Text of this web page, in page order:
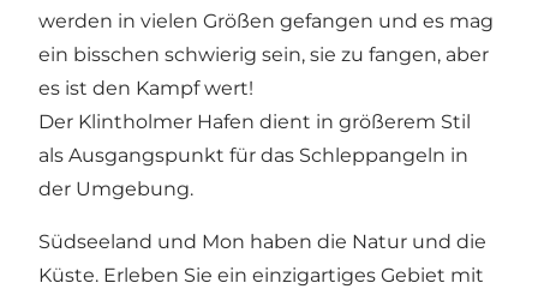
werden in vielen Größen gefangen und es mag
ein bisschen schwierig sein, sie zu fangen, aber
es ist den Kampf wert!
Der Klintholmer Hafen dient in größerem Stil
als Ausgangspunkt für das Schleppangeln in
der Umgebung.
Südseeland und Mon haben die Natur und die
Küste. Erleben Sie ein einzigartiges Gebiet mit